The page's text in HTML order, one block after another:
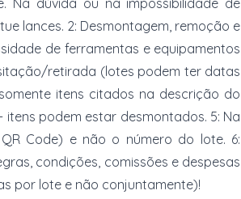
Na dúvida ou na impossibilidade de
lances. 2: Desmontagem, remoção e
de ferramentas e equipamentos
retirada (lotes podem ter datas
itens citados na descrição do
podem estar desmontados. 5: Na
Code) e não o número do lote. 6:
condições, comissões e despesas
por lote e não conjuntamente)!